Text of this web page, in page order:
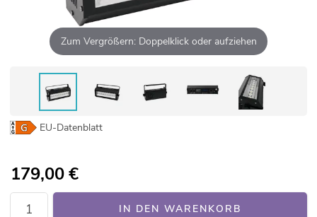
Zum Vergrößern: Doppelklick oder aufziehen
EU-Datenblatt
179,00€
IN DEN WARENKORB